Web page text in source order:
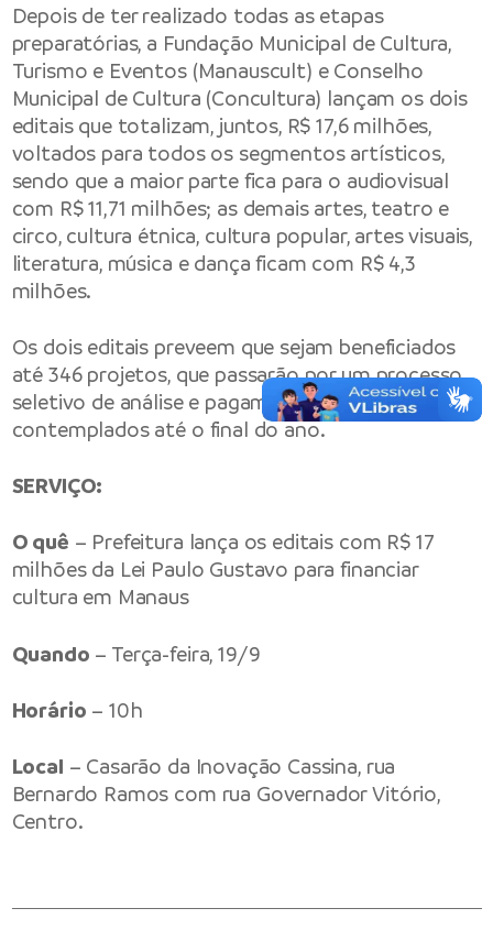
Depois de ter realizado todas as etapas
preparatórias, a Fundação Municipal de Cultura,
Turismo e Eventos (Manauscult) e Conselho
Municipal de Cultura (Concultura) lançam os dois
editais que totalizam, juntos, R$ 17,6 milhões,
voltados para todos os segmentos artísticos,
sendo que a maior parte fica para o audiovisual
com R$ 11,71 milhões; as demais artes, teatro e
circo, cultura étnica, cultura popular, artes visuais,
literatura, música e dança ficam com R$ 4,3
milhões.
Os dois editais preveem que sejam beneficiados
até 346 projetos, que passarão por um processo
seletivo de análise e pagamento dos
contemplados até o final do ano.
SERVIÇO:
O quê – Prefeitura lança os editais com R$ 17
milhões da Lei Paulo Gustavo para financiar
cultura em Manaus
Quando – Terça-feira, 19/9
Horário – 10h
Local – Casarão da Inovação Cassina, rua
Bernardo Ramos com rua Governador Vitório,
Centro.